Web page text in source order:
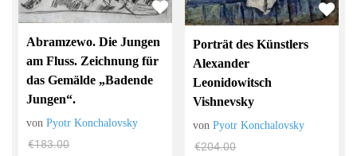
Abramzewo. Die Jungen
am Fluss. Zeichnung für
das Gemälde „Badende
Jungen“.
vonPyotr Konchalovsky
€183.00
Porträt des Künstlers
Alexander
Leonidowitsch
Vishnevsky
vonPyotr Konchalovsky
€204.00